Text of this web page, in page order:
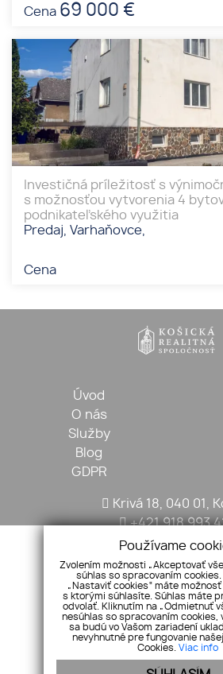
Cena 69 000 €
Investičná príležitosť s
s možnosťou vytvorenia 4
podnikateľského využitia
Predaj, Varhaňovce,
Cena
Úvod
O nás
Služby
Blog
GDPR
Krivá 18, 040 01,
+421 918 993
Používame
Zvolením možnosti „Akceptovať
súhlas so spracovaním
„Nastaviť cookies“ máte možnosť
s ktorými súhlasíte. Súhlas máte
odvolať. Kliknutím na „Odmietnuť
nesúhlas so spracovaním cookies,
sa budú vo Vašom zariadení
nevyhnutné pre fungovanie
Cookies. Viac info